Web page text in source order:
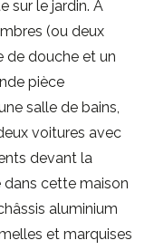
sur le jardin. A
(ou deux
de douche et un
pièce
salle de bains,
voitures avec
devant la
cette maison
aluminium
et marquises